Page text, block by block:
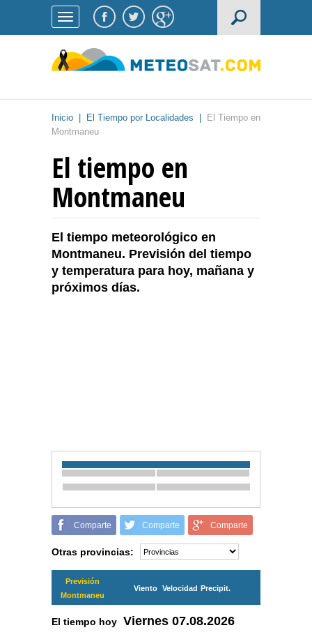
Inicio El Tiempo por Localidades
El Tiempo en
Montmaneu
El tiempo en
Montmaneu
El tiempo meteorológico en
Montmaneu. Previsión del tiempo
y temperatura para hoy, mañana y
próximos días.
Comparte Comparte Comparte
Otras provincias:
Previsión
Montmaneu
Viento Velocidad Precipit.
El tiempo hoy Viernes 07.08.2026